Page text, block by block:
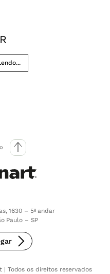
1630 – 5º andar
Paulo – SP
| Todos os direitos reservados